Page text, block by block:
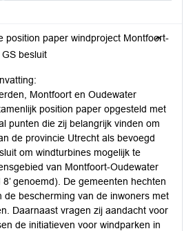
position paper windproject Montfoort-
besluit
Montfoort en Oudewater
position paper opgesteld met
punten die zij belangrijk vinden om
de provincie Utrecht als bevoegd
om windturbines mogelijk te
van Montfoort-Oudewater
8’ genoemd). De gemeenten hechten
de bescherming van de inwoners met
Daarnaast vragen zij aandacht voor
de initiatieven voor windparken in